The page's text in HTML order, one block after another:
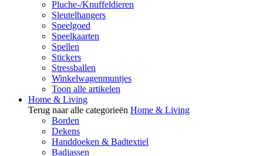
Pluche-/Knuffeldieren
Sleutelhangers
Speelgoed
Speelkaarten
Spellen
Stickers
Stressballen
Winkelwagenmuntjes
Toon alle artikelen
Home & Living
Terug naar alle categorieën Home & Living
Borden
Dekens
Handdoeken & Badtextiel
Badjassen